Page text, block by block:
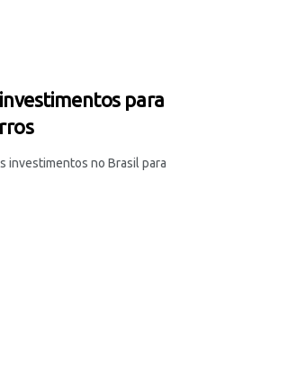
para
investimentos no Brasil para